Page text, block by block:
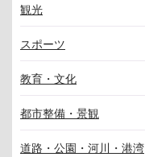
観光
スポーツ
教育・文化
都市整備・景観
道路・公園・河川・港湾